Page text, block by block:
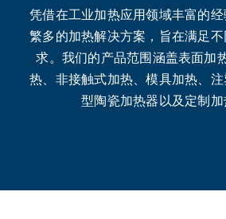
凭借在工业加热应用领域丰富的
繁多的加热解决方案，旨在满足
求。我们的产品范围涵盖表面加
热、非接触式加热、模具加热、
型陶瓷加热器以及定制加